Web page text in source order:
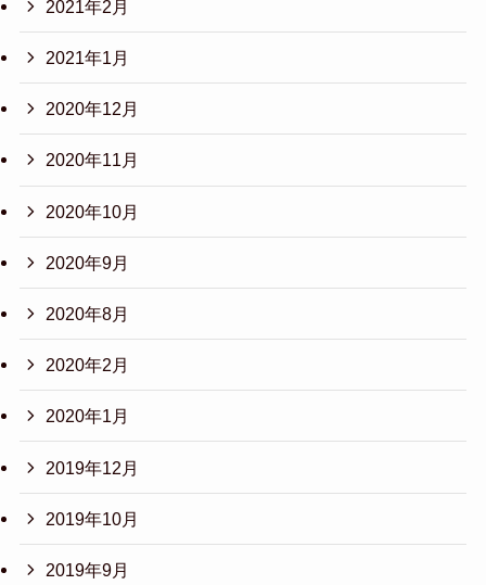
2021年2月
2021年1月
2020年12月
2020年11月
2020年10月
2020年9月
2020年8月
2020年2月
2020年1月
2019年12月
2019年10月
2019年9月